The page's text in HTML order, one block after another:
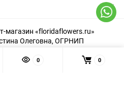
магазин «floridaflowers.ru»
Олеговна, ОГРНИП
персональных данных
0 0